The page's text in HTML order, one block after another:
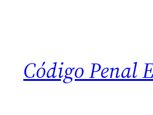
Código Penal